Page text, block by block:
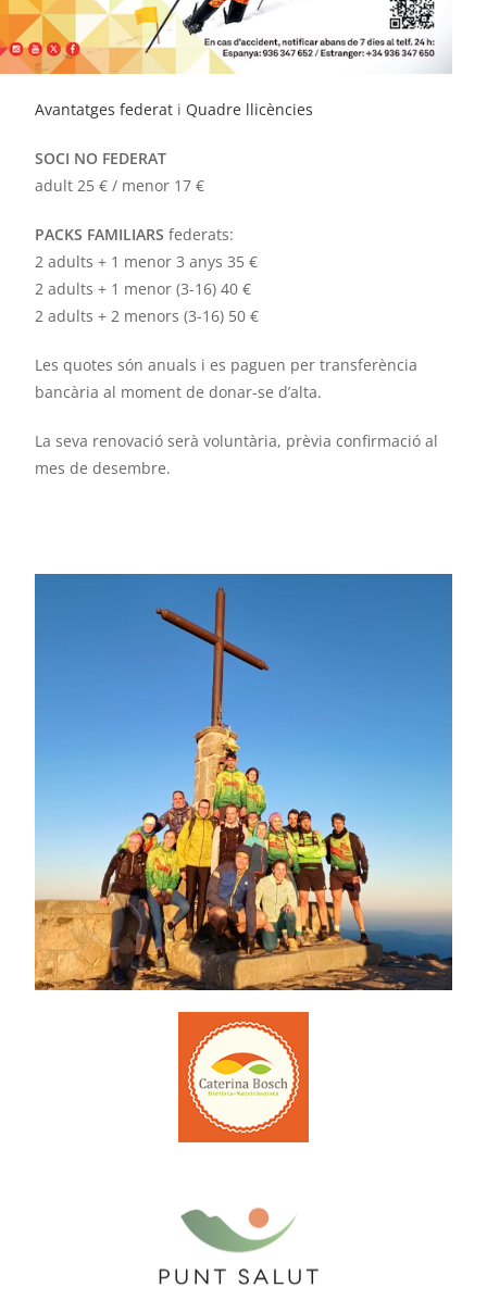
Avantatges federat i Quadre llicències
SOCI NO FEDERAT
adult 25 € / menor 17 €
PACKS FAMILIARS federats:
2 adults + 1 menor 3 anys 35 €
2 adults + 1 menor (3-16) 40 €
2 adults + 2 menors (3-16) 50 €
Les quotes són anuals i es paguen per transferència
bancària al moment de donar-se d’alta.
La seva renovació serà voluntària, prèvia confirmació al
mes de desembre.